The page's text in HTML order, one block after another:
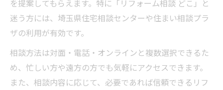
を提案してもらえます。特に「リフォーム相談 どこ」と
迷う方には、埼玉県住宅相談センターや住まい相談プラ
ザの利用が有効です。
相談方法は対面・電話・オンラインと複数選択できるた
め、忙しい方や遠方の方でも気軽にアクセスできます。
また、相談内容に応じて、必要であれば信頼できるリフ